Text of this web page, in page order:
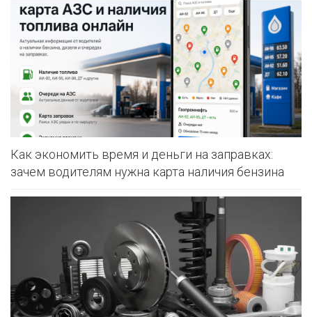
Как экономить время и деньги на заправках:
зачем водителям нужна карта наличия бензина